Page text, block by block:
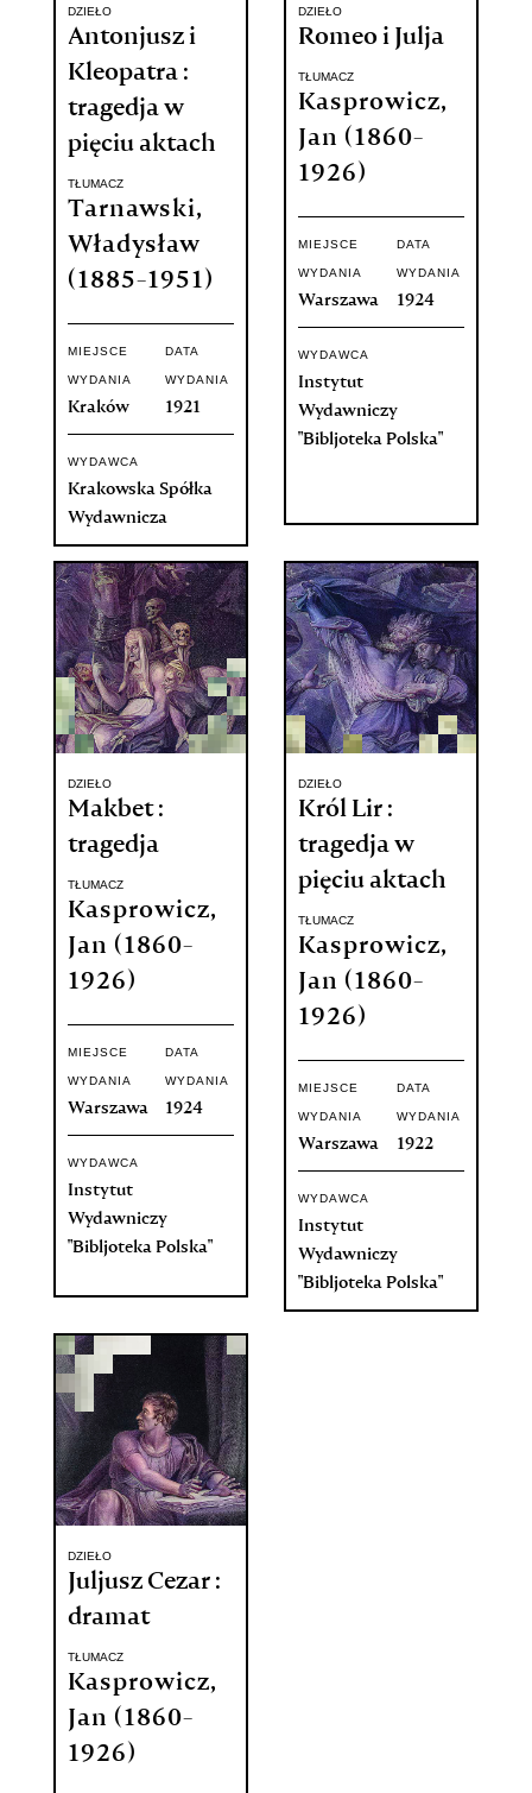
DZIEŁO
Antonjusz i
Kleopatra :
tragedja w
pięciu aktach
TŁUMACZ
Tarnawski,
Władysław
(1885-1951)
MIEJSCE
WYDANIA
Kraków
DATA
WYDANIA
1921
WYDAWCA
Krakowska Spółka
Wydawnicza
DZIEŁO
Romeo i Julja
TŁUMACZ
Kasprowicz,
Jan (1860-
1926)
MIEJSCE
WYDANIA
Warszawa
DATA
WYDANIA
1924
WYDAWCA
Instytut
Wydawniczy
"Bibljoteka Polska"
DZIEŁO
Makbet :
tragedja
TŁUMACZ
Kasprowicz,
Jan (1860-
1926)
MIEJSCE
WYDANIA
Warszawa
DATA
WYDANIA
1924
WYDAWCA
Instytut
Wydawniczy
"Bibljoteka Polska"
DZIEŁO
Król Lir :
tragedja w
pięciu aktach
TŁUMACZ
Kasprowicz,
Jan (1860-
1926)
MIEJSCE
WYDANIA
Warszawa
DATA
WYDANIA
1922
WYDAWCA
Instytut
Wydawniczy
"Bibljoteka Polska"
DZIEŁO
Juljusz Cezar :
dramat
TŁUMACZ
Kasprowicz,
Jan (1860-
1926)